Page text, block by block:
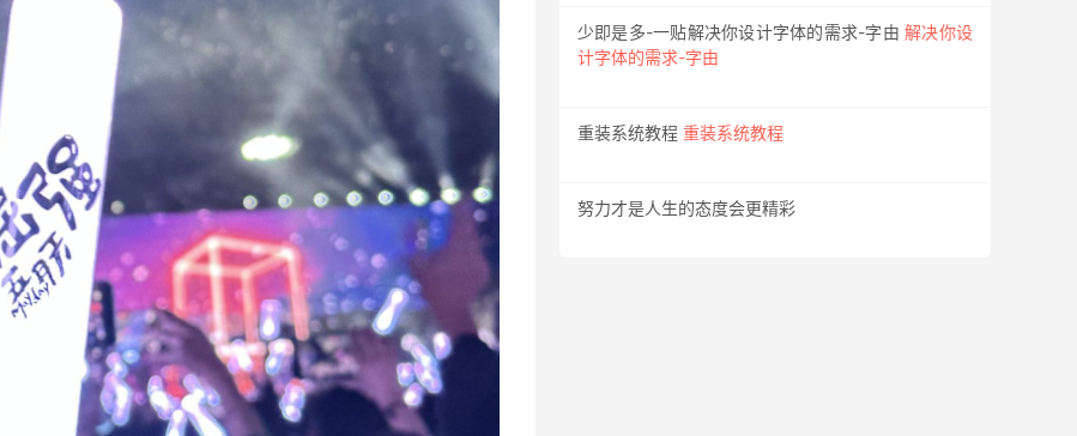
少即是多-一贴解决你设计字体的需求-字由 解决你设
计字体的需求-字由
重装系统教程 重装系统教程
努力才是人生的态度会更精彩